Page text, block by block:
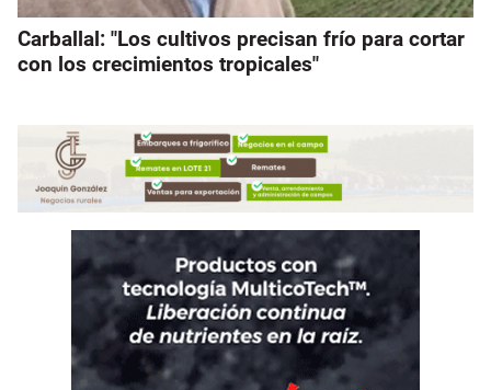
Carballal: "Los cultivos precisan frío para cortar
con los crecimientos tropicales"